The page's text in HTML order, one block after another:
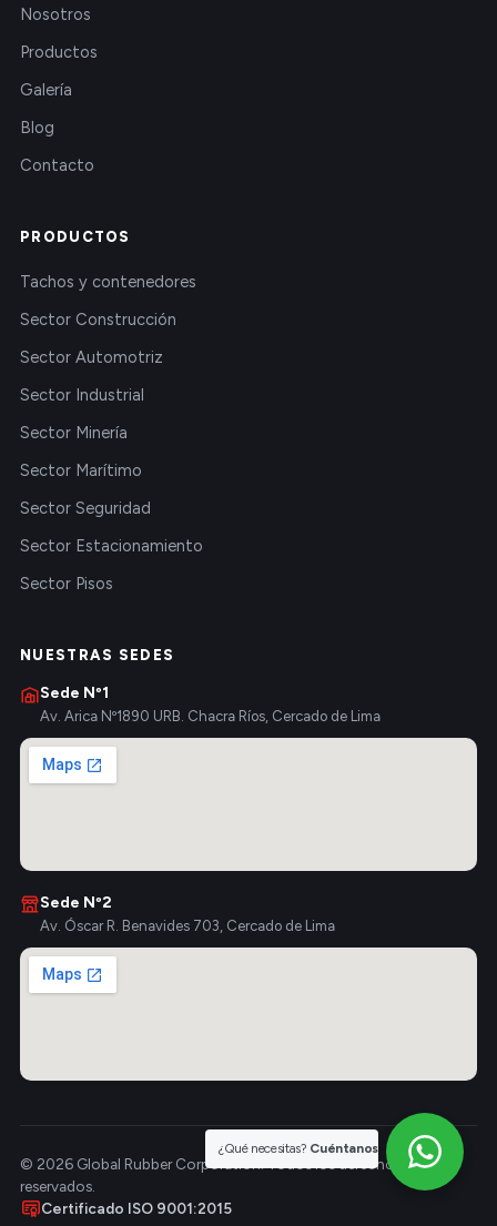
Nosotros
Productos
Galería
Blog
Contacto
PRODUCTOS
Tachos y contenedores
Sector Construcción
Sector Automotriz
Sector Industrial
Sector Minería
Sector Marítimo
Sector Seguridad
Sector Estacionamiento
Sector Pisos
NUESTRAS SEDES
Sede Nº1
Av. Arica Nº1890 URB. Chacra Ríos, Cercado de Lima
Sede Nº2
Av. Óscar R. Benavides 703, Cercado de Lima
© 2026 Global Rubber Corporation. Todos los derechos
reservados.
Certificado ISO 9001:2015
¿Qué necesitas? Cuéntanos